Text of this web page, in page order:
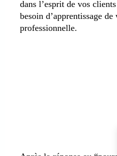
dans l’esprit de vos
besoin d’apprentissage
professionnelle.